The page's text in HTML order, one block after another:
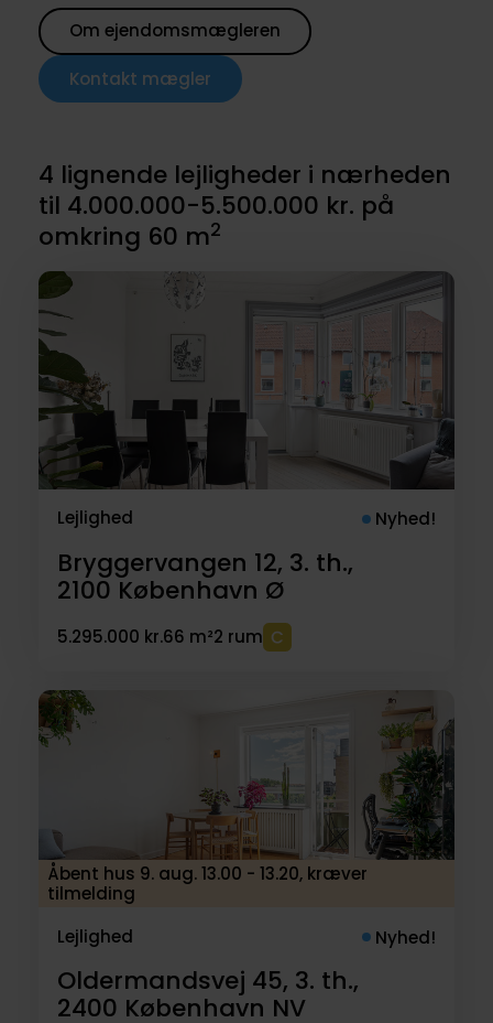
Om ejendomsmægleren
Kontakt mægler
4 lignende lejligheder i nærheden
til 4.000.000-5.500.000 kr. på
omkring 60 m2
Lejlighed Nyhed!
Bryggervangen 12, 3. th.,
2100 København Ø
5.295.000 kr.66 m²2 rum
Åbent hus 9. aug. 13.00 - 13.20, kræver
tilmelding
Lejlighed
Nyhed!
Oldermandsvej 45, 3. th.,
2400 København NV